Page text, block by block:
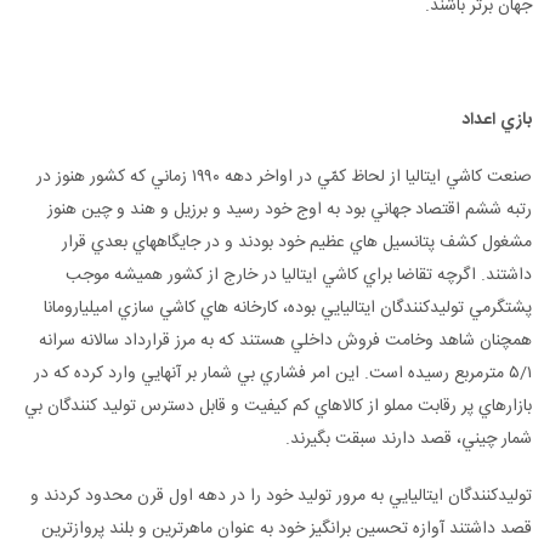
جهان برتر باشند.
بازي اعداد
صنعت کاشي ايتاليا از لحاظ کمّي در اواخر دهه ۱۹۹۰ زماني که کشور هنوز در
رتبه ششم اقتصاد جهاني بود به اوج خود رسيد و برزيل و هند و چين هنوز
مشغول کشف پتانسيل هاي عظيم خود بودند و در جايگاههاي بعدي قرار
داشتند. اگرچه تقاضا براي کاشي ايتاليا در خارج از کشور هميشه موجب
پشتگرمي توليدکنندگان ايتاليايي بوده، کارخانه هاي کاشي سازي اميليارومانا
همچنان شاهد وخامت فروش داخلي هستند که به مرز قرارداد سالانه سرانه
۵/۱ مترمربع رسيده است. اين امر فشاري بي شمار بر آنهايي وارد کرده که در
بازارهاي پر رقابت مملو از کالاهاي کم کيفيت و قابل دسترس توليد کنندگان بي
شمار چيني، قصد دارند سبقت بگيرند.
توليدکنندگان ايتاليايي به مرور توليد خود را در دهه اول قرن محدود کردند و
قصد داشتند آوازه تحسين برانگيز خود به عنوان ماهرترين و بلند پروازترين